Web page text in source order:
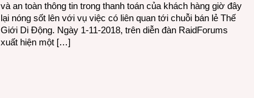
và an toàn thông tin trong thanh toán của khách hàng giờ đây
lại nóng sốt lên với vụ việc có liên quan tới chuỗi bán lẻ Thế
Giới Di Động. Ngày 1-11-2018, trên diễn đàn RaidForums
xuất hiện một […]